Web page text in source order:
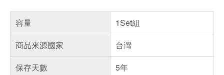
容量
1Set組
商品來源國家
台灣
保存天數
5年